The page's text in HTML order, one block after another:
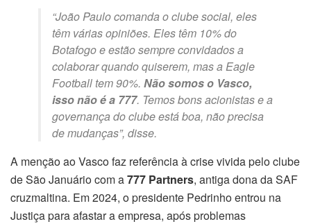
“João Paulo comanda o clube social, eles
têm várias opiniões. Eles têm 10% do
Botafogo e estão sempre convidados a
colaborar quando quiserem, mas a Eagle
Football tem 90%. Não somos o Vasco,
isso não é a 777. Temos bons acionistas e a
governança do clube está boa, não precisa
de mudanças”, disse.
A menção ao Vasco faz referência à crise vivida pelo clube
de São Januário com a777 Partners, antiga dona da SAF
cruzmaltina. Em 2024, o presidente Pedrinho entrou na
Justiça para afastar a empresa, após problemas